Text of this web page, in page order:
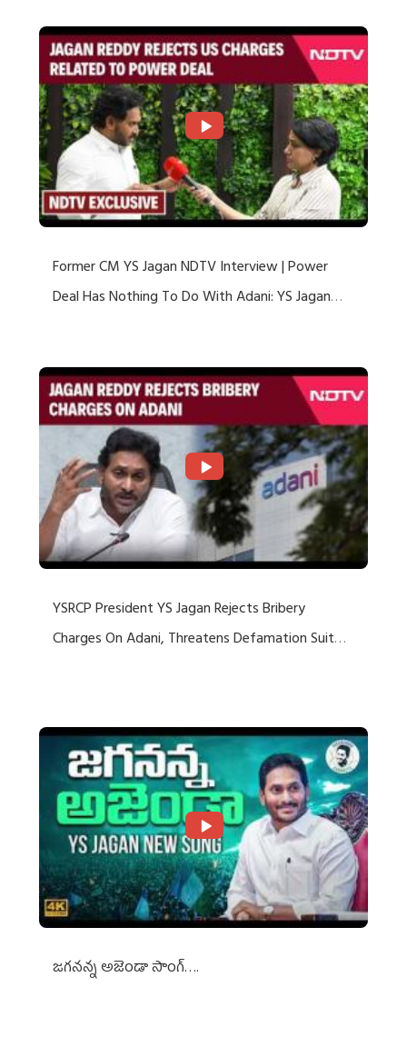
Former CM YS Jagan NDTV Interview | Power
Deal Has Nothing To Do With Adani: YS Jagan
YSRCP President YS Jagan Rejects Bribery
Charges On Adani, Threatens Defamation Suit
జగనన్న అజెండా సాంగ్….